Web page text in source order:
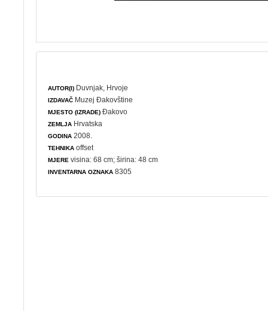
AUTOR(I) Duvnjak, Hrvoje
IZDAVAČ Muzej Đakovštine
MJESTO (IZRADE) Đakovo
ZEMLJA Hrvatska
GODINA 2008.
TEHNIKA offset
MJERE visina: 68 cm; širina: 48 cm
INVENTARNA OZNAKA 8305